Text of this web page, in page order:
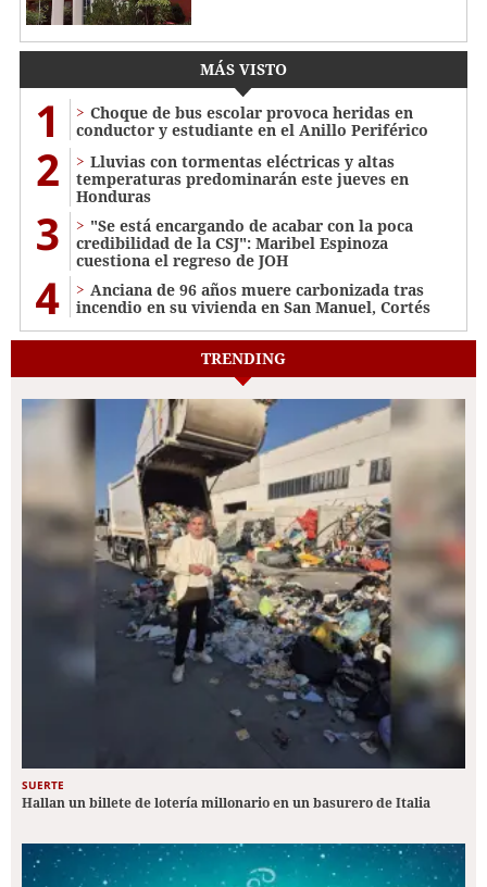
MÁS VISTO
1
Choque de bus escolar provoca heridas en
conductor y estudiante en el Anillo Periférico
2
Lluvias con tormentas eléctricas y altas
temperaturas predominarán este jueves en
Honduras
3
"Se está encargando de acabar con la poca
credibilidad de la CSJ": Maribel Espinoza
cuestiona el regreso de JOH
4
Anciana de 96 años muere carbonizada tras
incendio en su vivienda en San Manuel, Cortés
TRENDING
SUERTE
Hallan un billete de lotería millonario en un basurero de Italia